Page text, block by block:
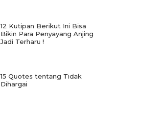
12 Kutipan Berikut Ini Bisa
Bikin Para Penyayang Anjing
Jadi Terharu !
15 Quotes tentang Tidak
Dihargai